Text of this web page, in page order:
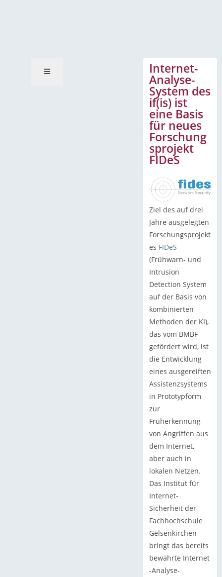
Internet-
Analyse-
System des
if(is) ist
eine Basis
für neues
Forschung
sprojekt
FIDeS
Ziel des auf drei
Jahre ausgelegten
Forschungsprojekt
es FIDeS
(Frühwarn- und
Intrusion
Detection System
auf der Basis von
kombinierten
Methoden der KI),
das vom BMBF
gefördert wird, ist
die Entwicklung
eines ausgereiften
Assistenzsystems
in Prototypform
zur
Früherkennung
von Angriffen aus
dem Internet,
aber auch in
lokalen Netzen.
Das Institut für
Internet-
Sicherheit der
Fachhochschule
Gelsenkirchen
bringt das bereits
bewährte Internet
-Analyse-